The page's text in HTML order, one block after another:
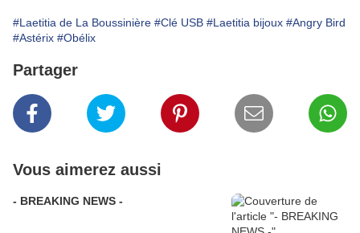
#Laetitia de La Boussinière #Clé USB #Laetitia bijoux #Angry Bird
#Astérix #Obélix
Partager
Vous aimerez aussi
- BREAKING NEWS -